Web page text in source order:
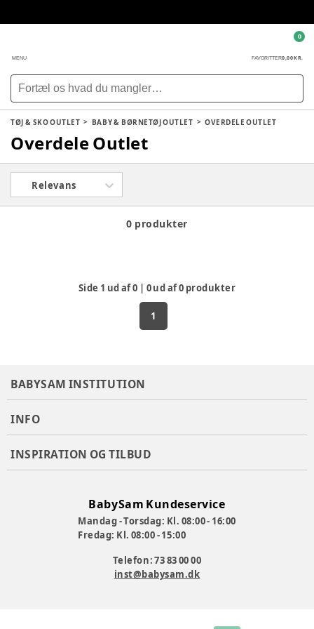
MENU FAVORITTER0,00 KR.
0
TØJ & SKO OUTLET BABY & BØRNETØJ OUTLET OVERDELE OUTLET
Overdele Outlet
Relevans
0 produkter
Side 1 ud af0 0ud af0 produkter
1
BABYSAM INSTITUTION
INFO
INSPIRATION OG TILBUD
BabySam Kundeservice
Mandag - Torsdag: Kl. 08:00 - 16:00
Fredag: Kl. 08:00 - 15:00
Telefon: 73 83 00 00
inst@babysam.dk